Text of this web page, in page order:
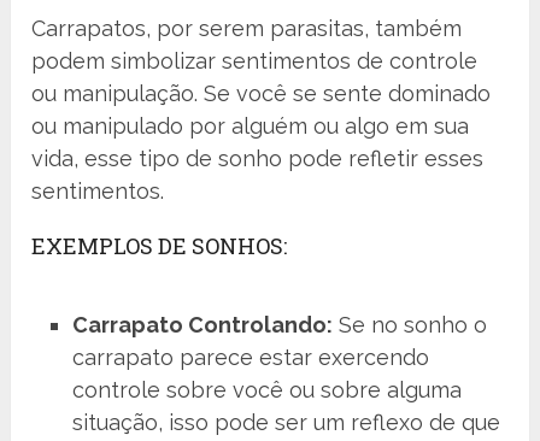
Carrapatos, por serem parasitas, também
podem simbolizar sentimentos de controle
ou manipulação. Se você se sente dominado
ou manipulado por alguém ou algo em sua
vida, esse tipo de sonho pode refletir esses
sentimentos.
EXEMPLOS DE SONHOS:
Carrapato Controlando: Se no sonho o
carrapato parece estar exercendo
controle sobre você ou sobre alguma
situação, isso pode ser um reflexo de que